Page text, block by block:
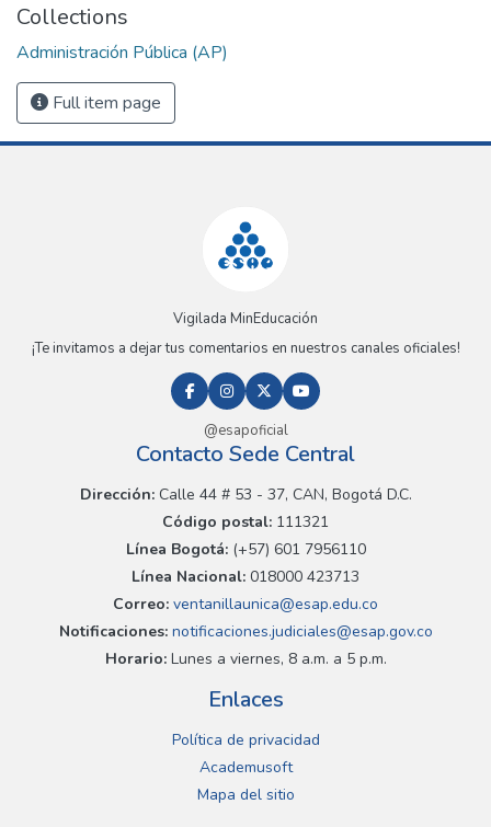
Collections
Administración Pública (AP)
Full item page
Vigilada MinEducación
¡Te invitamos a dejar tus comentarios en nuestros canales oficiales!
@esapoficial
Contacto Sede Central
Dirección:Calle 44 # 53 - 37, CAN, Bogotá D.C.
Código postal: 111321
Línea Bogotá:(+57) 601 7956110
Línea Nacional: 018000 423713
Correo: ventanillaunica@esap.edu.co
Notificaciones:notificaciones.judiciales@esap.gov.co
Horario:Lunes a viernes, 8 a.m. a 5 p.m.
Enlaces
Política de privacidad
Academusoft
Mapa del sitio